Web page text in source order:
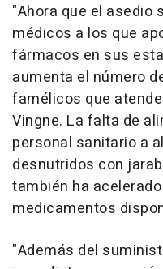
"Ahora que el asedio
médicos a los que
fármacos en sus
aumenta el número
famélicos que
Vingne. La falta de
personal sanitario a
desnutridos con
también ha
medicamentos
"Además del